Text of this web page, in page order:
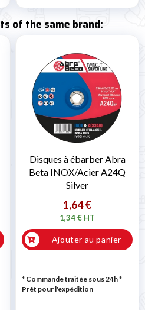
of the same brand:
Disques à ébarber Abra
Beta INOX/Acier A24Q
Silver
1,64 €
1,34 € HT
Ajouter au panier
* Commande traitée sous 24h*
Prêt pour l'expédition